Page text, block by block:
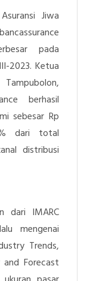
Jiwa
pada
2023. Ketua
berhasil
sebesar Rp
dari total
distribusi
dari IMARC
mengenai
Trends,
Forecast